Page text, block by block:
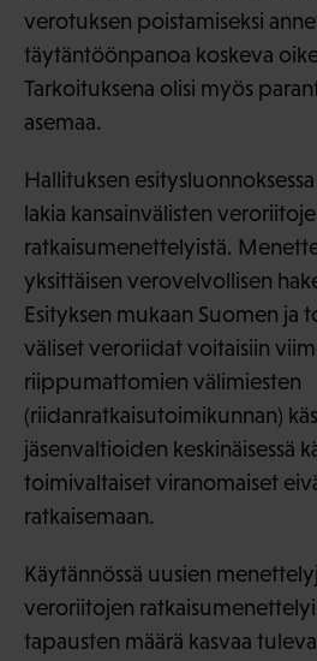
verotuksen poistamiseksi
täytäntöönpanoa koskeva
Tarkoituksena olisi myös
asemaa.
Hallituksen
lakia kansainvälisten
ratkaisumenettelyistä.
yksittäisen verovelvollisen
Esityksen mukaan Suomen ja
väliset veroriidat voitaisiin
riippumattomien välimiesten
(riidanratkaisutoimikunnan)
jäsenvaltioiden keskinäisessä
toimivaltaiset viranomaiset
ratkaisemaan.
Käytännössä uusien
veroriitojen
tapausten määrä kasvaa